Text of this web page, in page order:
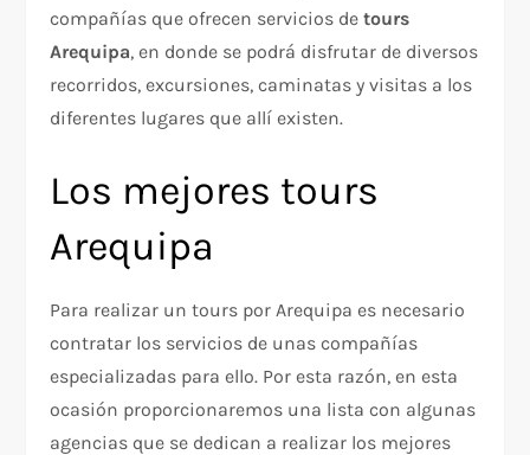
compañías que ofrecen servicios detours
Arequipa, en donde se podrá disfrutar de diversos
recorridos, excursiones, caminatas y visitas a los
diferentes lugares que allí existen.
Los mejores tours
Arequipa
Para realizar un tours por Arequipa es necesario
contratar los servicios de unas compañías
especializadas para ello. Por esta razón, en esta
ocasión proporcionaremos una lista con algunas
agencias que se dedican a realizar los mejores